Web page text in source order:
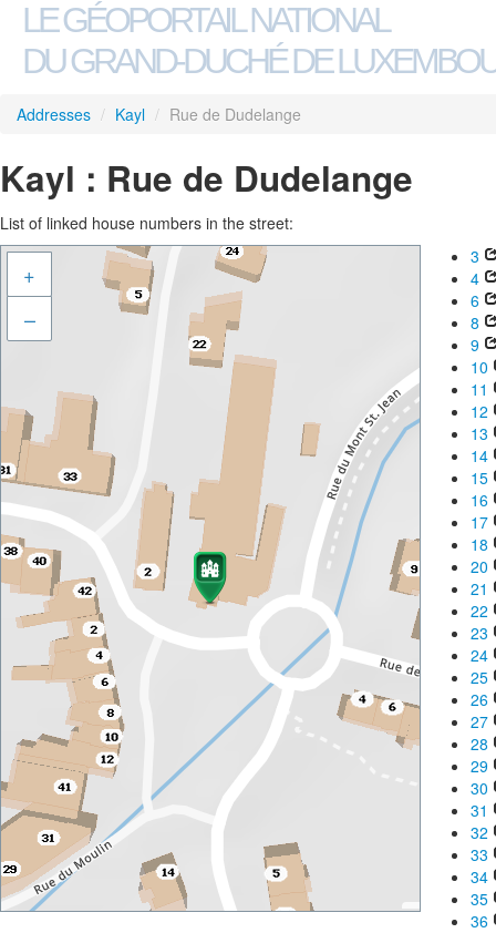
LE GÉOPORTAIL NATIONAL
DU GRAND-DUCHÉ DE
Addresses / Kayl / Rue de Dudelange
Kayl : Rue de Dudelange
List of linked house numbers in the street:
+
–
3
4
6
8
9
10
11
12
13
14
15
16
17
18
20
21
22
23
24
25
26
27
28
29
30
31
32
33
34
35
36